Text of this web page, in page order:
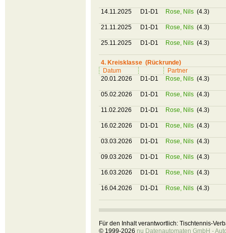
14.11.2025 D1-D1 Rose, Nils (4.3)
21.11.2025 D1-D1 Rose, Nils (4.3)
25.11.2025 D1-D1 Rose, Nils (4.3)
4. Kreisklasse (Rückrunde)
Datum
Partner
20.01.2026
D1-D1 Rose, Nils (4.3)
05.02.2026 D1-D1 Rose, Nils (4.3)
11.02.2026 D1-D1 Rose, Nils (4.3)
16.02.2026 D1-D1 Rose, Nils (4.3)
03.03.2026 D1-D1 Rose, Nils (4.3)
09.03.2026 D1-D1 Rose, Nils (4.3)
16.03.2026 D1-D1 Rose, Nils (4.3)
16.04.2026 D1-D1 Rose, Nils (4.3)
Für den Inhalt verantwortlich: Tischtennis-
© 1999-2026 nu Datenautomaten GmbH -